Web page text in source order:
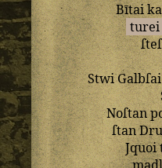
Bītai
turei
Stwi Galbſai
Noſtan
ſtan
Jquoi